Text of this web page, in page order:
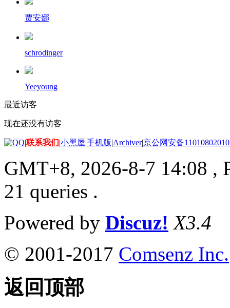
贾安娜
schrodinger
Yeeyoung
最近访客
现在还没有访客
|联系我们|小黑屋|手机版|Archiver|京公网安备
GMT+8, 2026-8-7 14:08 ,
21 queries .
Powered by Discuz! X3.4
© 2001-2017 Comsenz Inc.
返回顶部